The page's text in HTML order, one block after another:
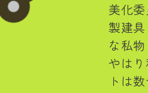
美化
製建
な私
やは
トは